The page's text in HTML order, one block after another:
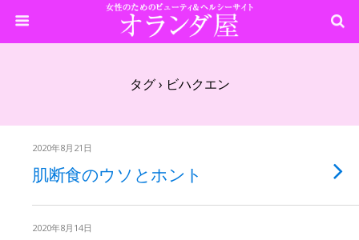
タグ › ビハクエン
2020年8月21日
肌断食のウソとホント
2020年8月14日